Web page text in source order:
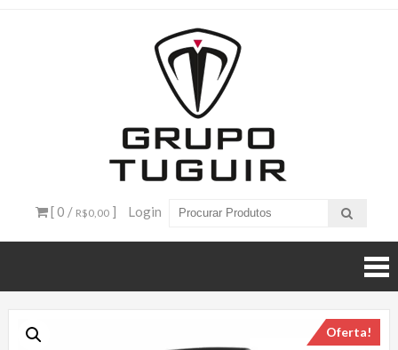
– Grupo
Tuguir
[ 0 / R$0,00 ] Login
Oferta!